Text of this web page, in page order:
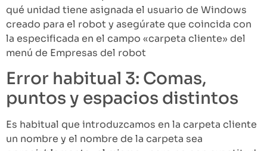
qué unidad tiene asignada el usuario de Windows
creado para el robot y asegúrate que coincida con
la especificada en el campo «carpeta cliente» del
menú de Empresas del robot
Error habitual 3: Comas,
puntos y espacios distintos
Es habitual que introduzcamos en la carpeta cliente
un nombre y el nombre de la carpeta sea